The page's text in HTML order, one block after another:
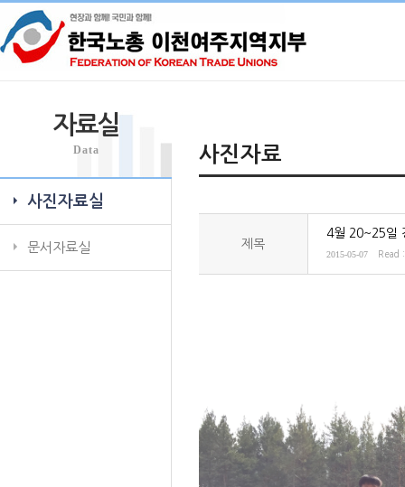
자료실
Data
사진자료실
문서자료실
사진자료
제목
4월 20~25일
2015-05-07 Read